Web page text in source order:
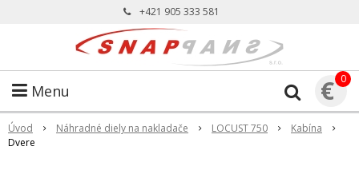
+421 905 333 581
Menu € 0
Úvod Náhradné diely na nakladače LOCUST 750
Kabína
Dvere